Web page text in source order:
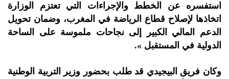
استفسره عن الخطط والإجراءات التي تعتزم الوزارة
اتخاذها لإصلاح قطاع الرياضة في المغرب، وضمان تحويل
الدعم المالي الكبير إلى نجاحات ملموسة على الساحة
الدولية في المستقبل ».
وكان فريق البيجيدي قد طلب بحضور وزير التربية الوطنية